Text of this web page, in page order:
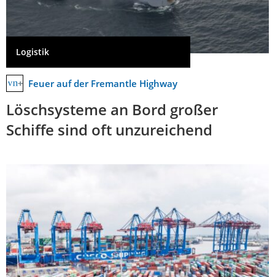
Logistik
Feuer auf der Fremantle Highway
Löschsysteme an Bord großer
Schiffe sind oft unzureichend